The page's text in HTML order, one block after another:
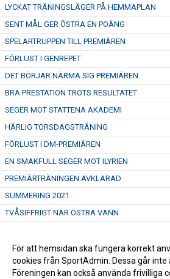
LYCKAT TRÄNINGSLÄGER PÅ HEMMAPLAN
SENT MÅL GER ÖSTRA EN POÄNG
SPELARTRUPPEN TILL PREMIÄREN
FÖRLUST I GENREPET
DET BÖRJAR NÄRMA SIG PREMIÄREN
BRA PRESTATION TROTS RESULTATET
SEGER MOT STATTENA AKADEMI
HÄRLIG TORSDAGSTRÄNING
FÖRLUST I DM-PREMIÄREN
EN SMAKFULL SEGER MOT ILYRIEN
PREMIÄRTRÄNINGEN AVKLARAD
SUMMERING 2021
TVÅSIFFRIGT NÄR ÖSTRA VANN
HÄRLIG VÄNDNING AV ÖSTRA
TREDJE RAKA SEGERN
För att hemsidan ska fungera korrekt
cookies från SportAdmin. Dessa går inte
Föreningen kan också använda frivilliga